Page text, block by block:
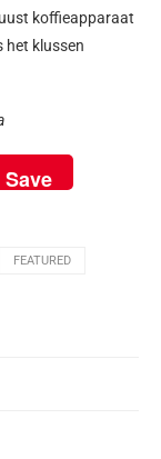
koffieapparaat
het klussen
Save
FEATURED